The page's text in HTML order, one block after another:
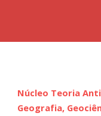
Núcleo Teoria
Geografia,